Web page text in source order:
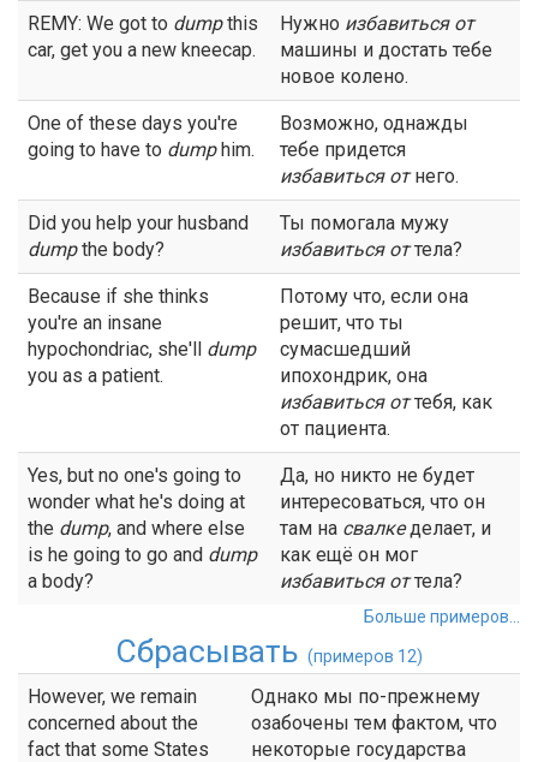
REMY: We got to dumpthis
car, get you a new kneecap.
Нужно избавиться от
машины и достать тебе
новое колено.
One of these days you're
going to have to dumphim.
Возможно, однажды
тебе придется
избавиться отнего.
Did you help your husband
dumpthe body?
Ты помогала мужу
избавиться оттела?
Because if she thinks
you're an insane
hypochondriac, she'll dump
you as a patient.
Потому что, если она
решит, что ты
сумасшедший
ипохондрик, она
избавиться оттебя, как
от пациента.
Yes, but no one's going to
wonder what he's doing at
the dump, and where else
is he going to go and dump
a body?
Да, но никто не будет
интересоваться, что он
там на свалкеделает, и
как ещё он мог
избавиться оттела?
Больше примеров...
Сбрасывать (примеров 12)
However, we remain
concerned about the
fact that some States
Однако мы по-прежнему
озабочены тем фактом, что
некоторые государства